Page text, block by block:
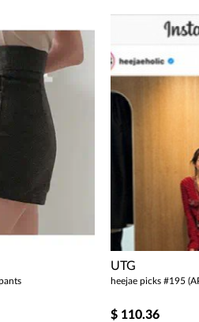
UTG
heejae picks #195
$ 110.36